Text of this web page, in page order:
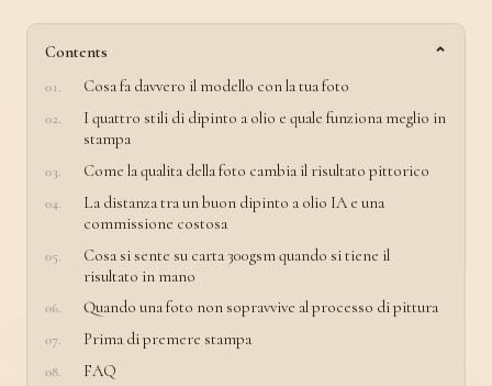
Contents
Cosa fa davvero il modello con la tua foto
I quattro stili di dipinto a olio e quale funziona meglio in
stampa
Come la qualita della foto cambia il risultato pittorico
La distanza tra un buon dipinto a olio IA e una
commissione costosa
Cosa si sente su carta 300gsm quando si tiene il
risultato in mano
Quando una foto non sopravvive al processo di pittura
Prima di premere stampa
FAQ